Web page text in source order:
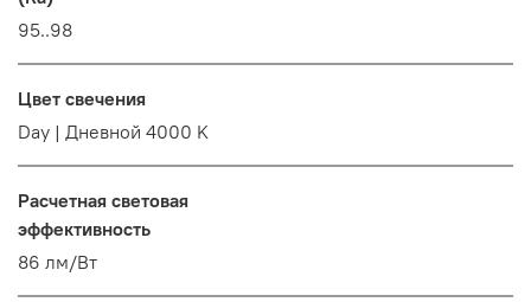
95..98
Цвет свечения
Day | Дневной 4000 K
Расчетная световая
эффективность
86 лм/Вт